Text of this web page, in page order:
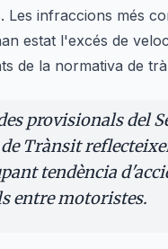
Les infraccions més
estat l'excés de
de la normativa de
provisionals del
Trànsit
tendència
entre motoristes.